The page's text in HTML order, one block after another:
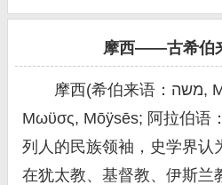
摩西——古希伯
摩西(希伯来语：משה, Mōsheh;希腊语：
Μωϋσς, Mōÿsēs; 阿拉伯语：موسىٰ, Mūsā)是以色
列人的民族领袖，史学界认
在犹太教、基督教、伊斯兰